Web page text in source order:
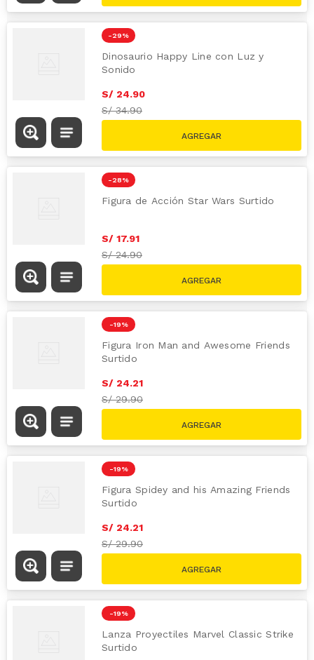
-29 %
Dinosaurio Happy Line con Luz y
Sonido
S/ 24.90
S/34.90
-28 %
Figura de Acción Star Wars Surtido
S/ 17.91
S/24.90
-19 %
Figura Iron Man and Awesome Friends
Surtido
S/ 24.21
S/29.90
-19 %
Figura Spidey and his Amazing Friends
Surtido
S/ 24.21
S/29.90
-19 %
Lanza Proyectiles Marvel Classic Strike
Surtido